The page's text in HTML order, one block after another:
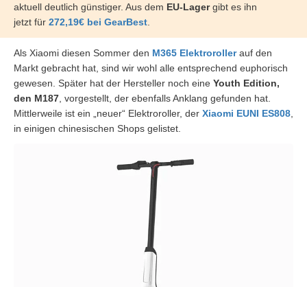
aktuell deutlich günstiger. Aus dem EU-Lagergibt es ihn
jetzt für 272,19€ bei GearBest.
Als Xiaomi diesen Sommer den M365 Elektrorollerauf den
Markt gebracht hat, sind wir wohl alle entsprechend euphorisch
gewesen. Später hat der Hersteller noch eine Youth Edition,
den M187, vorgestellt, der ebenfalls Anklang gefunden hat.
Mittlerweile ist ein „neuer“ Elektroroller, der Xiaomi EUNI ES808,
in einigen chinesischen Shops gelistet.